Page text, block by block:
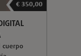
€ 350,00
cuerpo